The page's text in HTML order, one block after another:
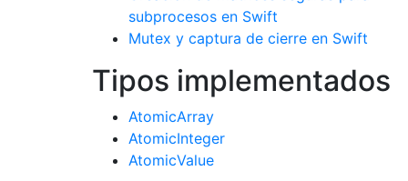
subprocesos en Swift
Mutex y captura de cierre en Swift
Tipos implementados
AtomicArray
AtomicInteger
AtomicValue